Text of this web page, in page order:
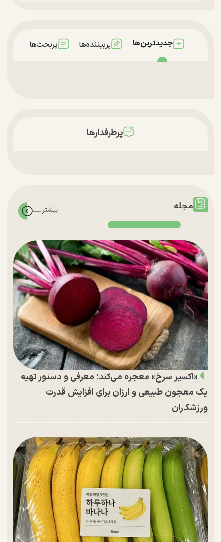
جدیدترین‌ها پربیننده‌ها پربحث‌ها
پرطرفدارها
مجله
«اکسیر سرخ» معجزه می‌کند؛ معرفی و دستور تهیه
یک معجون طبیعی و ارزان برای افزایش قدرت
ورزشکاران